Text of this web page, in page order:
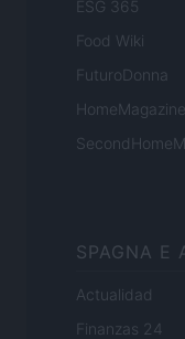
ESG 365
Food Wiki
FuturoDonna
HomeMagazine
SPAGNA E
Actualidad
Finanzas 24